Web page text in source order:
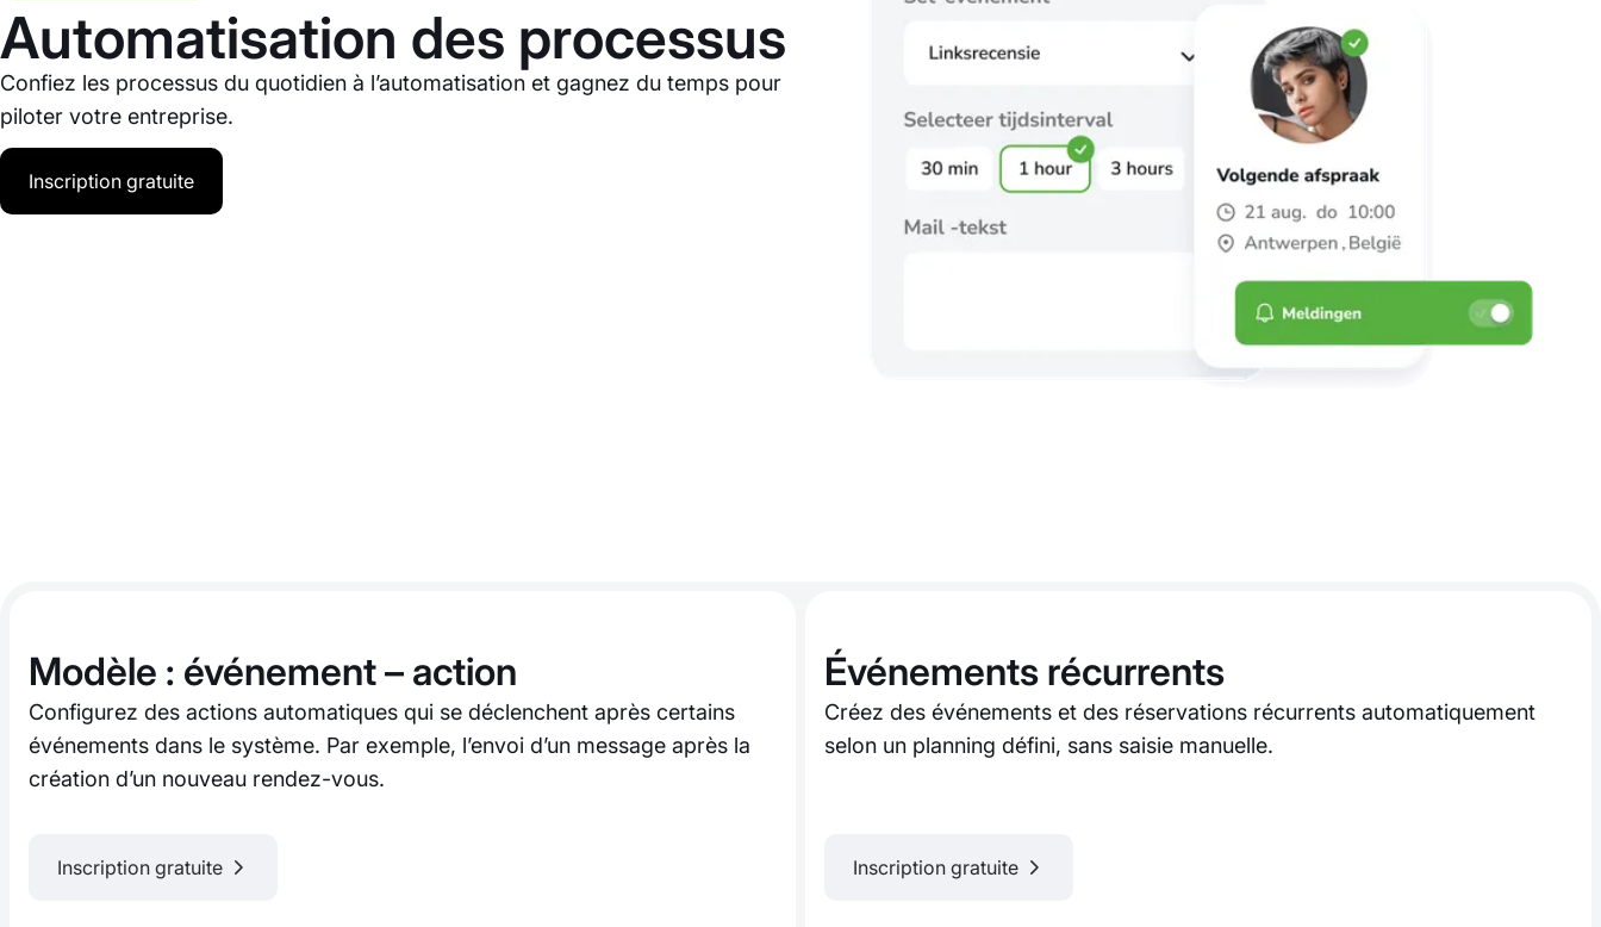
Automatisation des processus
Confiez les processus du quotidien à l’automatisation et gagnez du temps pour
piloter votre entreprise.
Inscription gratuite
Modèle : événement – action
Configurez des actions automatiques qui se déclenchent après certains
événements dans le système. Par exemple, l’envoi d’un message après la
création d’un nouveau rendez-vous.
Inscription gratuite
Événements récurrents
Créez des événements et des réservations récurrents automatiquement
selon un planning défini, sans saisie manuelle.
Inscription gratuite